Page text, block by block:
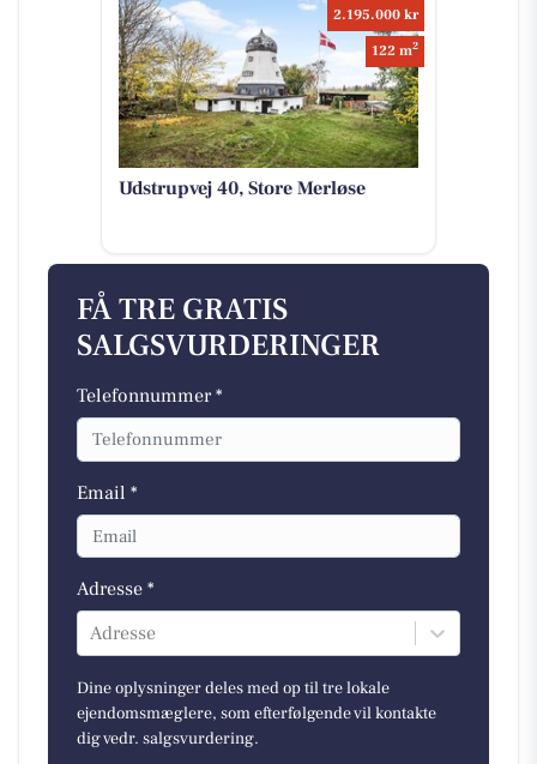
2.195.000 kr
122 m2
Udstrupvej 40, Store Merløse
FÅ TRE GRATIS
SALGSVURDERINGER
Telefonnummer *
Email *
Adresse *
Adresse
Dine oplysninger deles med op til tre lokale
ejendomsmæglere, som efterfølgende vil kontakte
dig vedr. salgsvurdering.